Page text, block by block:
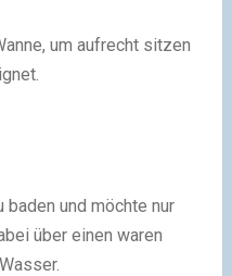
um aufrecht sitzen
und möchte nur
über einen waren